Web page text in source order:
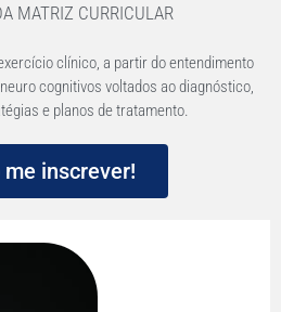
MATRIZ CURRICULAR
clínico, a partir do entendimento
cognitivos voltados ao diagnóstico,
e planos de tratamento.
me inscrever!